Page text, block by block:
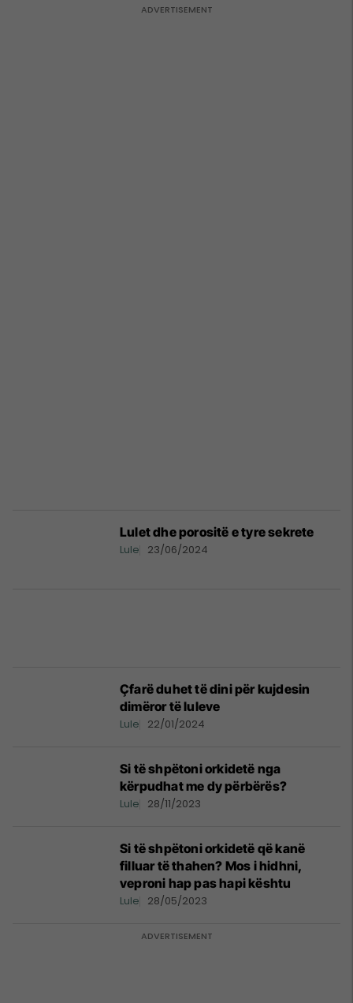
Lulet dhe porositë e tyre sekrete
Lule 23/06/2024
Çfarë duhet të dini për kujdesin
dimëror të luleve
Lule 22/01/2024
Si të shpëtoni orkidetë nga
kërpudhat me dy përbërës?
Lule 28/11/2023
Si të shpëtoni orkidetë që kanë
filluar të thahen? Mos i hidhni,
veproni hap pas hapi kështu
Lule 28/05/2023